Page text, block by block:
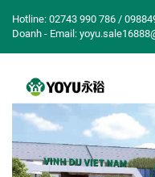
Hotline: 02743 990 786 /
Doanh - Email: